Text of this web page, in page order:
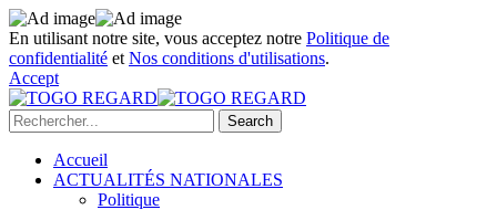
En utilisant notre site, vous acceptez notre Politique de
confidentialité et Nos conditions d'utilisations.
Accept
Accueil
ACTUALITÉS NATIONALES
Politique